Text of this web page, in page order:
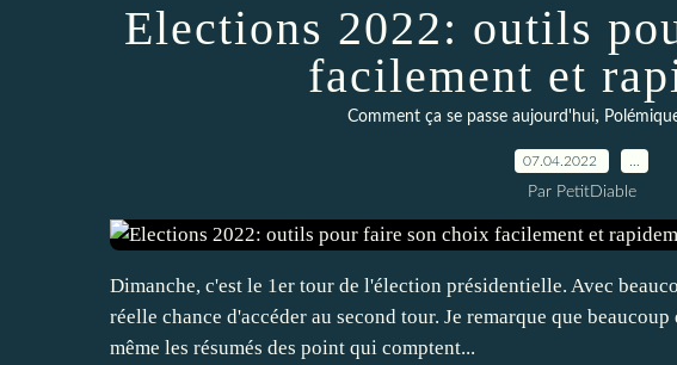
Elections 2022: outils
facilement et
Comment ça se passe aujourd'hui,
07.04.2022
Par PetitDiable
Dimanche, c'est le 1er tour de l'élection présidentielle. Avec
réelle chance d'accéder au second tour. Je remarque que
même les résumés des point qui comptent...